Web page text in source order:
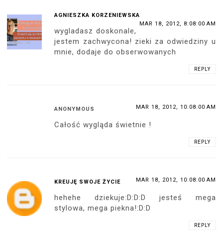
AGNIESZKA KORZENIEWSKA
MAR 18, 2012, 8:08:00 AM
wygladasz doskonale,
jestem zachwycona! zieki za odwiedziny u
mnie, dodaje do obserwowanych
REPLY
ANONYMOUS MAR 18, 2012, 10:08:00 AM
Całość wygląda świetnie !
REPLY
KREUJĘ SWOJE ŻYCIE MAR 18, 2012, 10:08:00 AM
hehehe dziekuje:D:D:D jesteś mega
stylowa, mega piekna!:D:D
REPLY